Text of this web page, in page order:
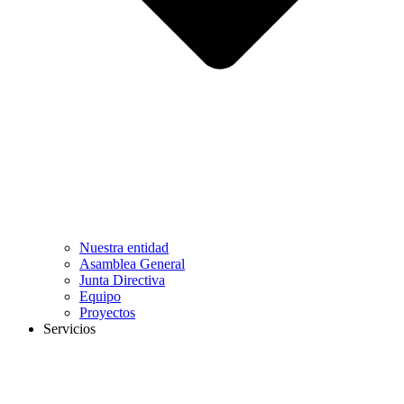
Nuestra entidad
Asamblea General
Junta Directiva
Equipo
Proyectos
Servicios